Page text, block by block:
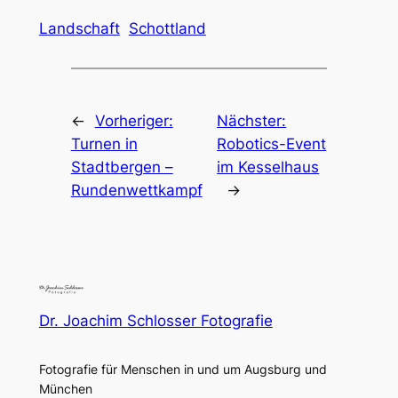
Landschaft Schottland
← Vorheriger:
Turnen in
Stadtbergen –
Rundenwettkampf
Nächster:
Robotics-Event
im Kesselhaus
→
Dr. Joachim Schlosser Fotografie
Fotografie für Menschen in und um Augsburg und
München